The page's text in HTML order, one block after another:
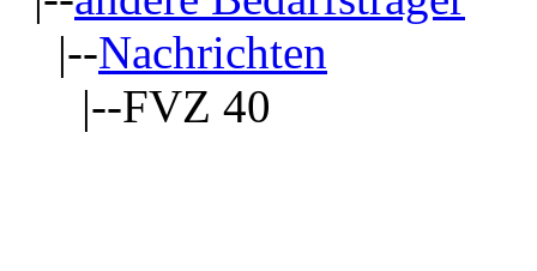
|--Nachrichten
|--FVZ 40